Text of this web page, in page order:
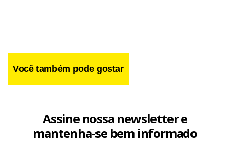
Você também pode gostar
Assine nossa newsletter e
mantenha-se bem informado